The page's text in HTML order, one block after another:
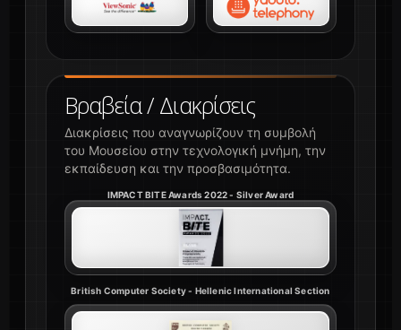
Βραβεία / Διακρίσεις
Διακρίσεις που αναγνωρίζουν τη συμβολή
του Μουσείου στην τεχνολογική μνήμη, την
εκπαίδευση και την προσβασιμότητα.
IMPACT BITE Awards 2022 - Silver Award
British Computer Society - Hellenic International Section